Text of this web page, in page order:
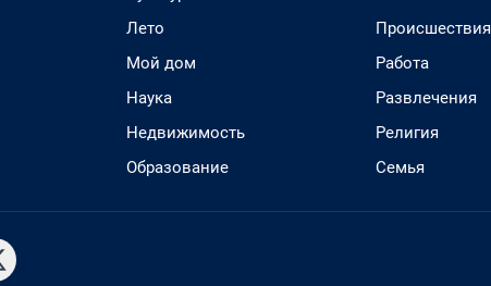
Лето
Мой дом
Наука
Недвижимость
Образование
Происшествия
Работа
Развлечения
Религия
Семья